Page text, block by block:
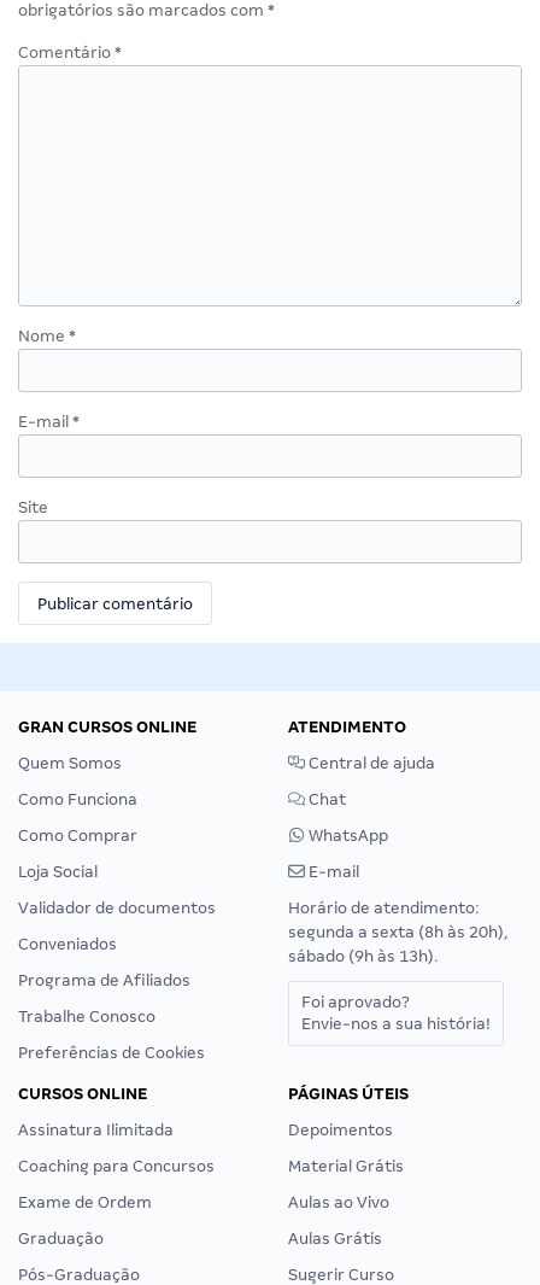
obrigatórios são marcados com *
Comentário *
Nome *
E-mail *
Site
GRAN CURSOS ONLINE
Quem Somos
Como Funciona
Como Comprar
Loja Social
Validador de documentos
Conveniados
Programa de Afiliados
Trabalhe Conosco
Preferências de Cookies
ATENDIMENTO
Central de ajuda
Chat
WhatsApp
E-mail
Horário de atendimento:
segunda a sexta (8h às 20h),
sábado (9h às 13h).
Foi aprovado?
Envie-nos a sua história!
CURSOS ONLINE
Assinatura Ilimitada
Coaching para Concursos
Exame de Ordem
Graduação
Pós-Graduação
PÁGINAS ÚTEIS
Depoimentos
Material Grátis
Aulas ao Vivo
Aulas Grátis
Sugerir Curso